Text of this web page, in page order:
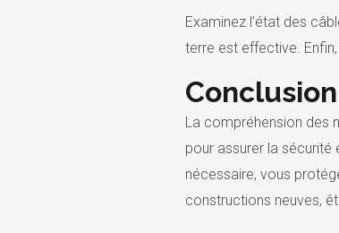
Examinez l’état des
terre est effective.
Conclusion
La compréhension des
pour assurer la
nécessaire, vous
constructions neuves,